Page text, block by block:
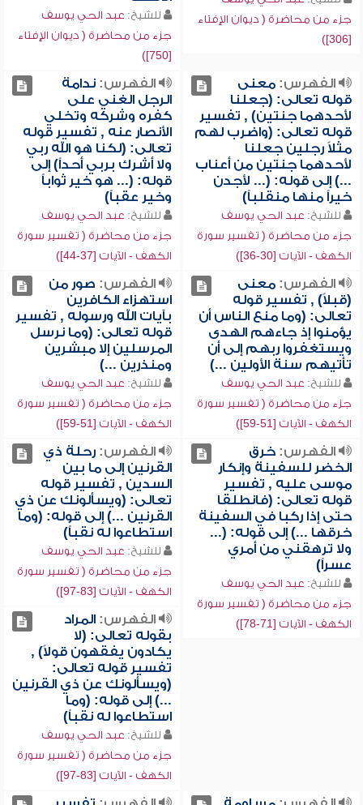
جزء من محاضرة ( ديوان الإفتاء
[306])
للشيخ: عبد الحي يوسف
جزء من محاضرة ( ديوان الإفتاء
[750])
الفهرس:معنى
قوله تعالى: (جعلنا
لأحدهما جنتين) , تفسير
قوله تعالى: (واضرب لهم
مثلاً رجلين جعلنا
لأحدهما جنتين من أعناب
...) إلى قوله: (... لأجدن
خيراً منها منقلباً)
للشيخ: عبد الحي يوسف
جزء من محاضرة ( تفسير سورة
الكهف - الآيات [30-36])
الفهرس:ندامة
الرجل الغني على
كفره وشركه وتخلي
الأنصار عنه , تفسير قوله
تعالى: (لكنا هو الله ربي
ولا أشرك بربي أحداً) إلى
قوله: (... هو خير ثواباً
وخير عقباً)
للشيخ: عبد الحي يوسف
جزء من محاضرة ( تفسير سورة
الكهف - الآيات [37-44])
الفهرس:معنى
(قبلاً) , تفسير قوله
تعالى: (وما منع الناس أن
يؤمنوا إذ جاءهم الهدى
ويستغفروا ربهم إلى أن
تأتيهم سنة الأولين ...)
للشيخ: عبد الحي يوسف
جزء من محاضرة ( تفسير سورة
الكهف - الآيات [51-59])
الفهرس: صور من
استهزاء الكافرين
بآيات الله ورسوله , تفسير
قوله تعالى: (وما نرسل
المرسلين إلا مبشرين
ومنذرين ...)
للشيخ: عبد الحي يوسف
جزء من محاضرة ( تفسير سورة
الكهف - الآيات [51-59])
الفهرس:خرق
الخضر للسفينة وإنكار
موسى عليه , تفسير
قوله تعالى: (فانطلقا
حتى إذا ركبا في السفينة
خرقها ...) إلى قوله: (...
ولا ترهقني من أمري
عسراً)
للشيخ: عبد الحي يوسف
جزء من محاضرة ( تفسير سورة
الكهف - الآيات [71-78])
الفهرس:رحلة ذي
القرنين إلى ما بين
السدين , تفسير قوله
تعالى: (ويسألونك عن ذي
القرنين ...) إلى قوله: (وما
استطاعوا له نقباً)
للشيخ: عبد الحي يوسف
جزء من محاضرة ( تفسير سورة
الكهف - الآيات [83-97])
الفهرس:المراد
بقوله تعالى: (لا
يكادون يفقهون قولاً) ,
تفسير قوله تعالى:
(ويسألونك عن ذي القرنين
...) إلى قوله: (وما
استطاعوا له نقباً)
للشيخ: عبد الحي يوسف
جزء من محاضرة ( تفسير سورة
الكهف - الآيات [83-97])